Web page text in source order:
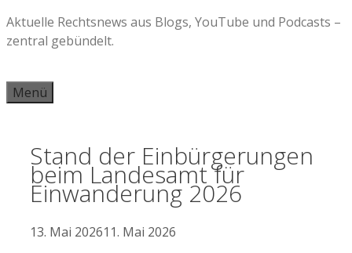
Zum
Inhalt
Aktuelle Rechtsnews aus Blogs, YouTube und Podcasts –
zentral gebündelt.
Menü
Stand der Einbürgerungen
beim Landesamt für
Einwanderung 2026
13. Mai 202611. Mai 2026